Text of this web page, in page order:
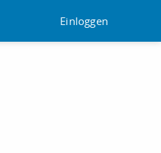
Einloggen